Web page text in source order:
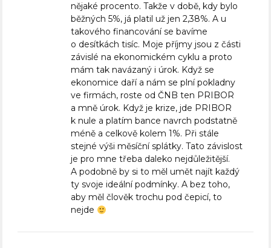
nějaké procento. Takže v době, kdy bylo
běžných 5%, já platil už jen 2,38%. A u
takového financování se bavíme
o desítkách tisíc. Moje příjmy jsou z části
závislé na ekonomickém cyklu a proto
mám tak navázaný i úrok. Když se
ekonomice daří a nám se plní pokladny
ve firmách, roste od ČNB ten PRIBOR
a mně úrok. Když je krize, jde PRIBOR
k nule a platím bance navrch podstatně
méně a celkově kolem 1%. Při stále
stejné výši měsíční splátky. Tato závislost
je pro mne třeba daleko nejdůležitější.
A podobně by si to měl umět najít každý
ty svoje ideální podmínky. A bez toho,
aby měl člověk trochu pod čepicí, to
nejde